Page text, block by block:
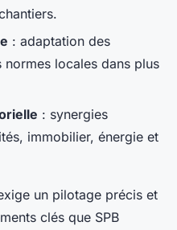
: adaptation des
locales dans plus
: synergies
immobilier, énergie et
un pilotage précis et
clés que SPB